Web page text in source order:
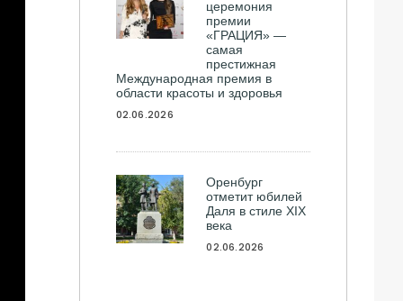
церемония
премии
«ГРАЦИЯ» —
самая
престижная
Международная премия в
области красоты и здоровья
02.06.2026
Оренбург
отметит юбилей
Даля в стиле XIX
века
02.06.2026